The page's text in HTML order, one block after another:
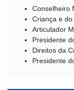
Conselheiro
Criança e
Articulador
Presidente
Direitos da
Presidente